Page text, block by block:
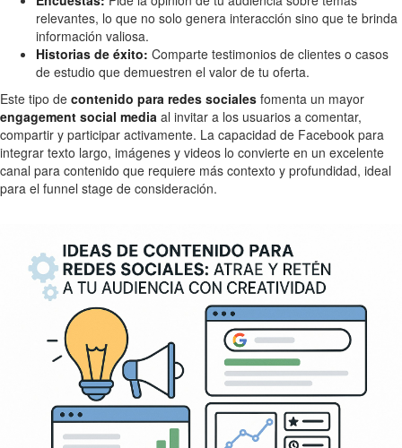
relevantes, lo que no solo genera interacción sino que te brinda
información valiosa.
Historias de éxito: Comparte testimonios de clientes o casos
de estudio que demuestren el valor de tu oferta.
Este tipo de contenido para redes sociales fomenta un mayor
engagement social media al invitar a los usuarios a comentar,
compartir y participar activamente. La capacidad de Facebook para
integrar texto largo, imágenes y videos lo convierte en un excelente
canal para contenido que requiere más contexto y profundidad, ideal
para el funnel stage de consideración.